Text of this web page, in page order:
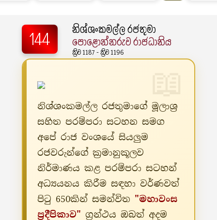
144
නිශ්ශංකමල්ල රජතුමා
පොළොන්නරුව රාජධානිය
ක්‍රිව 1187 - ක්‍රිව 1196
නිශ්ශංකමල්ල රජතුමාගේ මූලාශ්‍ර
සහිත පරම්පරා සටහන සමග
අපේ රාජ වංශයේ සියලුම
රජවරුන්ගේ ක්‍රමානුකූලව
නිර්මාණය කළ පරම්පරා සටහන්
අධ්‍යයනය කිරීම සඳහා වර්ණවත්
පිටු 650කින් සමන්විත "මහාවංස
ප්‍රදීපිකාව" ග්‍රන්ථය ඔබත් අදම